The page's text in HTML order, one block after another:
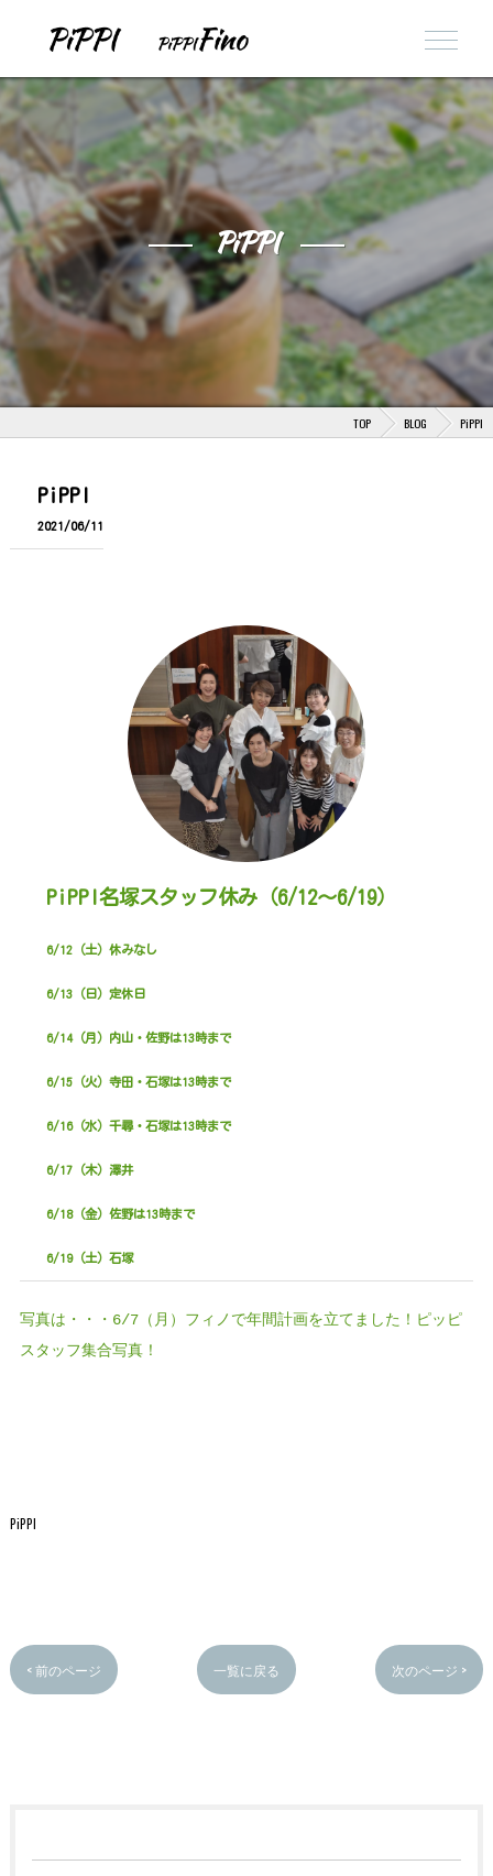
PiPPI
TOP BLOG PiPPI
PiPPI
2021/06/11
PiPPI名塚スタッフ休み（6/12～6/19）
6/12（土）休みなし
6/13（日）定休日
6/14（月）内山・佐野は13時まで
6/15（火）寺田・石塚は13時まで
6/16（水）千尋・石塚は13時まで
6/17（木）澤井
6/18（金）佐野は13時まで
6/19（土）石塚
写真は・・・6/7（月）フィノで年間計画を立てました！ ピッピ
スタッフ集合写真！
PiPPI
< 前のページ 一覧に戻る 次のページ >